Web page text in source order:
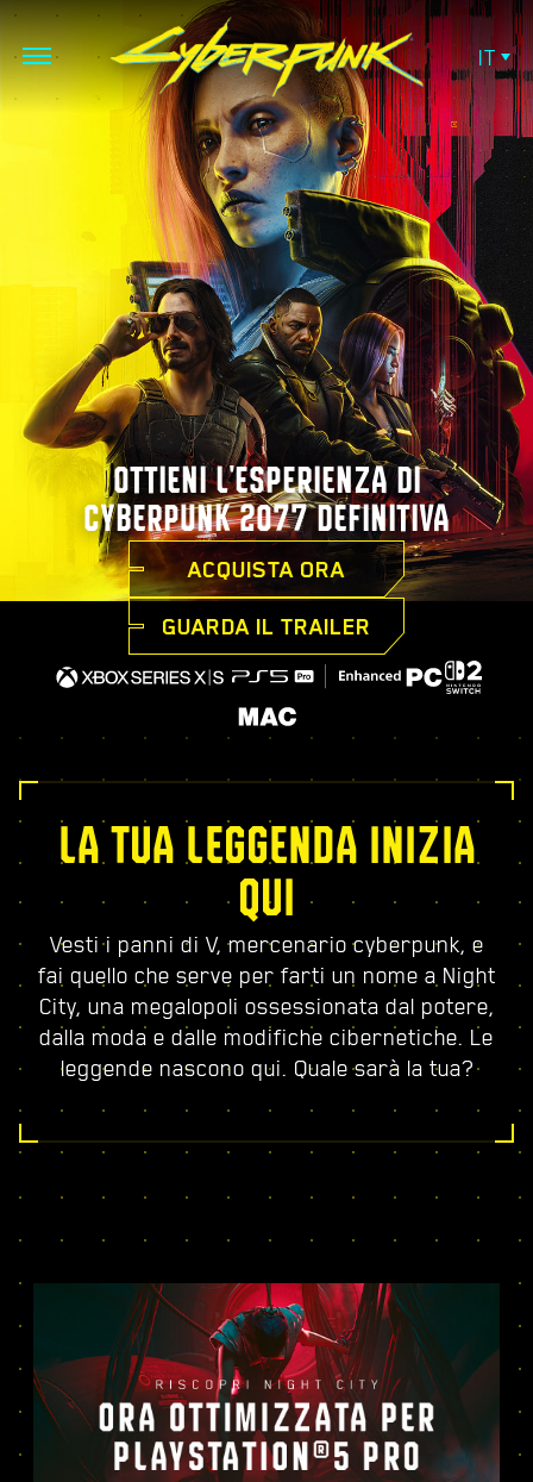
IT
OTTIENI L'ESPERIENZA DI
CYBERPUNK 2077 DEFINITIVA
ACQUISTA ORA
GUARDA IL TRAILER
LA TUA LEGGENDA INIZIA
QUI
Vesti i panni di V, mercenario cyberpunk, e
fai quello che serve per farti un nome a Night
City, una megalopoli ossessionata dal potere,
dalla moda e dalle modifiche cibernetiche. Le
leggende nascono qui. Quale sarà la tua?